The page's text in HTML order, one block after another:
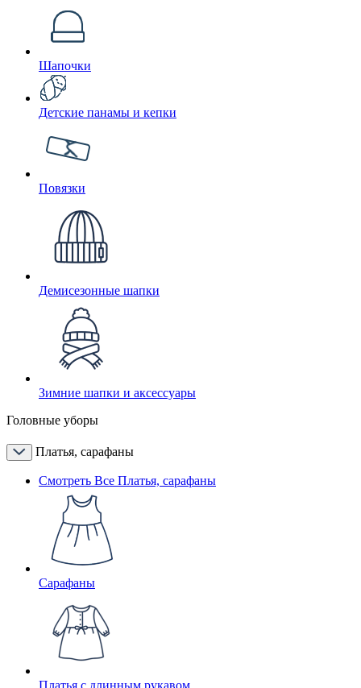
Шапочки
Детские панамы и кепки
Повязки
Демисезонные шапки
Зимние шапки и аксессуары
Головные уборы
Платья, сарафаны
Смотреть Все Платья, сарафаны
Сарафаны
Платья с длинным рукавом